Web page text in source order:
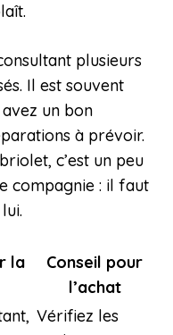
plusieurs
Il est souvent
un bon
à prévoir.
c’est un peu
compagnie : il faut
la
Conseil pour
l’achat
Vérifiez les